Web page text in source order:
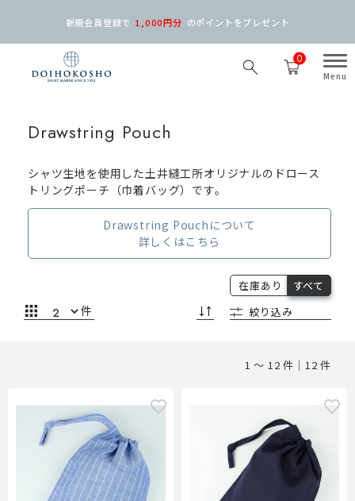
0
新規会員登録で 1,000円分 のポイントをプレゼント
Drawstring Pouch
シャツ生地を使用した土井縫工所オリジナルのドロース
トリングポーチ（巾着バッグ）です。
Drawstring Pouchについて
詳しくはこちら
件
在庫あり
すべて
絞り込み
1 ～ 12 件｜12 件